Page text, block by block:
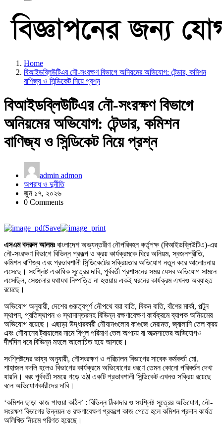
Home
বিআইডব্লিউটিএর নৌ-সংরক্ষণ বিভাগে অনিয়মের অভিযোগ: টেন্ডার, কমিশন
বাণিজ্য ও সিন্ডিকেট নিয়ে প্রশ্ন
বিআইডব্লিউটিএর নৌ-সংরক্ষণ বিভাগে
অনিয়মের অভিযোগ: টেন্ডার, কমিশন
বাণিজ্য ও সিন্ডিকেট নিয়ে প্রশ্ন
admin admon
অপরাধ ও দুর্নীতি
জুন ১৭, ২০২৬
0 Comments
Save
এসএম বদরুল আলমঃবাংলাদেশ অভ্যন্তরীণ নৌপরিবহন কর্তৃপক্ষ (বিআইডব্লিউটিএ)-এর
নৌ-সংরক্ষণ বিভাগে বিভিন্ন প্রকল্প ও ক্রয় কার্যক্রমকে ঘিরে অনিয়ম, স্বজনপ্রীতি,
কমিশন বাণিজ্য এবং প্রভাবশালী সিন্ডিকেটের সক্রিয়তার অভিযোগ নতুন করে আলোচনায়
এসেছে। সংশ্লিষ্ট একাধিক সূত্রের দাবি, পূর্ববর্তী প্রশাসনের সময় যেসব অভিযোগ সামনে
এসেছিল, সেগুলোর যথাযথ নিষ্পত্তি না হওয়ায় একই ধরনের কার্যক্রম এখনও অব্যাহত
রয়েছে।
অভিযোগ অনুযায়ী, দেশের গুরুত্বপূর্ণ নৌপথে বয়া বাতি, বিকন বাতি, বাঁশের মার্কা, পল্টুন
স্থাপন, প্রতিস্থাপন ও স্থানান্তরসহ বিভিন্ন রক্ষণাবেক্ষণ কার্যক্রমে ব্যাপক অনিয়মের
অভিযোগ রয়েছে। এছাড়া উদ্ধারকারী নৌযানগুলোর কাগুজে মেরামত, জ্বালানি তেল ক্রয়
এবং নৌযানের ট্রায়ালের নামে বিপুল পরিমাণ তেল অপচয় বা আত্মসাতের অভিযোগও
দীর্ঘদিন ধরে বিভিন্ন মহলে আলোচিত হয়ে আসছে।
সংশ্লিষ্টদের ভাষ্য অনুযায়ী, নৌসংরক্ষণ ও পরিচালন বিভাগের সাবেক কর্মকর্তা মো.
শাহাজল বদলি হলেও বিভাগের কার্যক্রমে অভিযোগের ধরণে তেমন কোনো পরিবর্তন দেখা
যায়নি। বরং পূর্ববর্তী সময়ে গড়ে ওঠা একটি প্রভাবশালী সিন্ডিকেট এখনও সক্রিয় রয়েছে
বলে অভিযোগকারীদের দাবি।
‘কমিশন ছাড়া কাজ পাওয়া কঠিন’ : বিভিন্ন ঠিকাদার ও সংশ্লিষ্ট সূত্রের অভিযোগ, নৌ-
সংরক্ষণ বিভাগের উন্নয়ন ও রক্ষণাবেক্ষণ প্রকল্পে কাজ পেতে হলে কমিশন প্রদান কার্যত
অলিখিত নিয়মে পরিণত হয়েছে।